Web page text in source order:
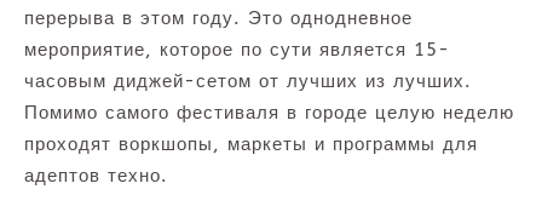
перерыва в этом году. Это однодневное
мероприятие, которое по сути является 15-
часовым диджей-сетом от лучших из лучших.
Помимо самого фестиваля в городе целую неделю
проходят воркшопы, маркеты и программы для
адептов техно.